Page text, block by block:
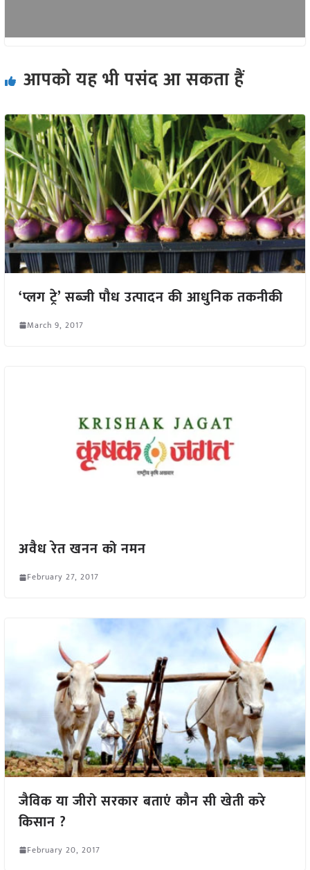
आपको यह भी पसंद आ सकता हैं
‘प्लग ट्रे’ सब्जी पौध उत्पादन की आधुनिक तकनीकी
March 9, 2017
अवैध रेत खनन को नमन
February 27, 2017
जैविक या जीरो सरकार बताएं कौन सी खेती करे
किसान ?
February 20, 2017